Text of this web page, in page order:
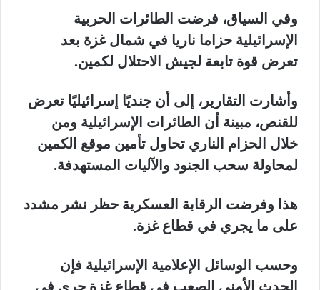
وفي السياق، فرضت الطائرات الحربية
الإسرائيلية حزاما ناريا في شمال غزة بعد
تعرض قوة تابعة لجيش الاحتلال لكمين.
وأشارت التقارير، إلى أن جنديًا إسرائيليًا تعرض
للقنص، مبينة أن الطائرات الإسرائيلية ومن
خلال الحزام الناري تحاول تأمين موقع الكمين
لمحاولة سحب الجنود والآليات المستهدفة.
هذا وفرضت الرقابة العسكرية حظر نشر مشدد
على ما يجري في قطاع غزة.
وحسب الوسائل الإعلامية الإسرائيلية فإن
الحدث الأمني الصعب في قطاع غزة جرى في